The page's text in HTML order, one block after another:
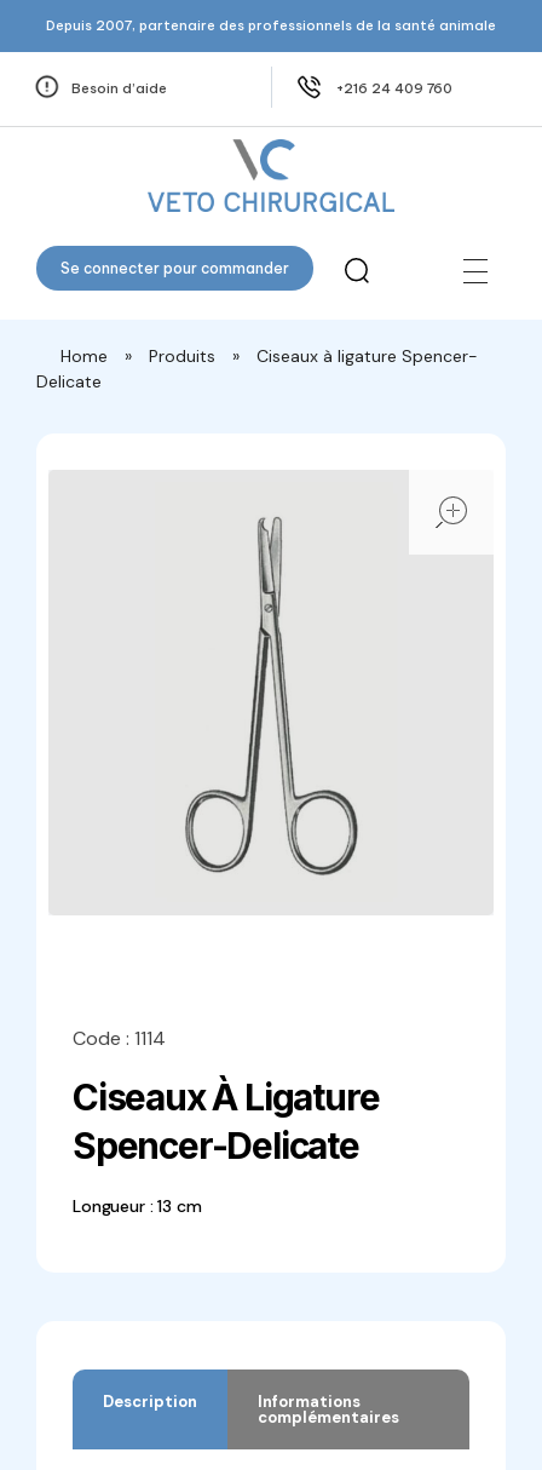
Depuis 2007, partenaire des professionnels de la santé animale
Besoin d’aide +216 24 409 760
Se connecter pour commander
Home » Produits »
Ciseaux à ligature Spencer-
Delicate
Code : 1114
Ciseaux À Ligature
Spencer-Delicate
Longueur : 13 cm
Description Informations
complémentaires